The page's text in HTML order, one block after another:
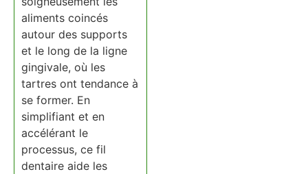
aliments coincés
autour des supports
et le long de la ligne
gingivale, où les
tartres ont tendance à
se former. En
simplifiant et en
accélérant le
processus, ce fil
dentaire aide les